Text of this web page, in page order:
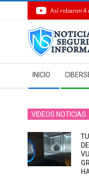
Así robaron 4
Navigation
Menu
INICIO
VIDEOS NOTICIAS